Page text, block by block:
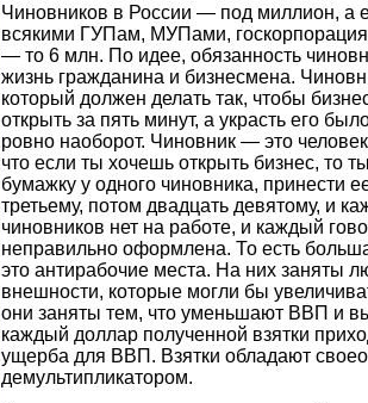
Чиновников в России — под миллион, а
всякими ГУПам, МУПами,
— то 6 млн. По идее, обязанность
жизнь гражданина и бизнесмена.
который должен делать так, чтобы
открыть за пять минут, а украсть его
ровно наоборот. Чиновник — это
что если ты хочешь открыть бизнес, то
бумажку у одного чиновника, принести
третьему, потом двадцать девятому, и
чиновников нет на работе, и каждый
неправильно оформлена. То есть
это антирабочие места. На них заняты
внешности, которые могли бы
они заняты тем, что уменьшают ВВП и
каждый доллар полученной взятки
ущерба для ВВП. Взятки обладают
демультипликатором.